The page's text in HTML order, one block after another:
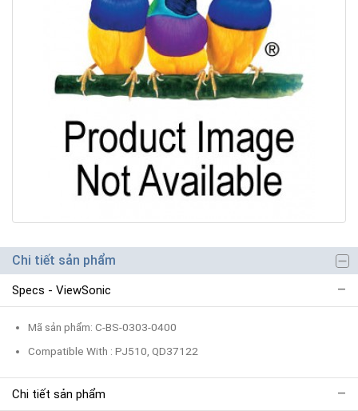
Chi tiết sản phẩm
Specs - ViewSonic
Mã sản phẩm: C-BS-0303-0400
Compatible With : PJ510, QD37122
Chi tiết sản phẩm